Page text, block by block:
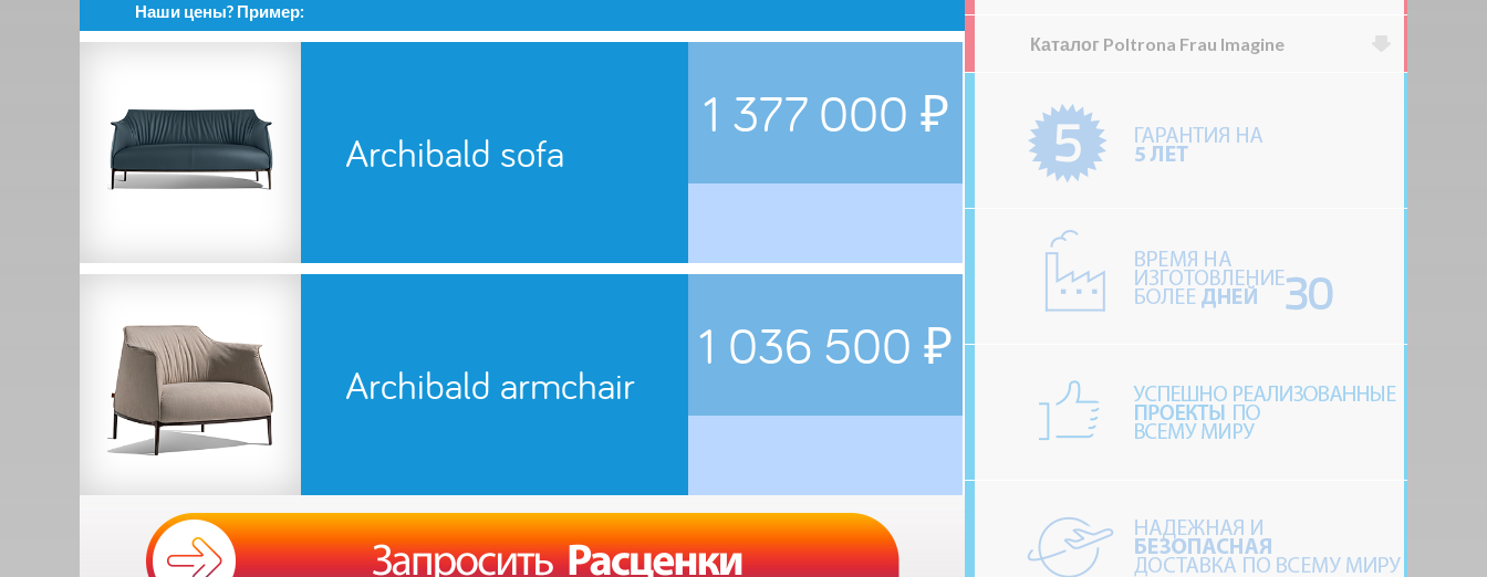
Наши цены? Пример:
Archibald sofa
1 377 000 ₽
Archibald armchair
1 036 500 ₽
Каталог Poltrona Frau Imagine